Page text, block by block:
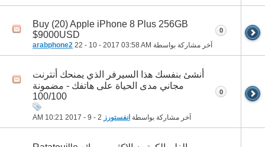
Buy (20) Apple iPhone 8 Plus 256GB
$9000USD
آخر مشاركة بواسطة arabphone2 22 - 10 - 2017 03:58 AM
0
أنشئ بنفسك هذا السيرفر الذي يمنحك أنترنت
مجاني مدى الحياة على هاتفك - مضمونة
100/100
آخر مشاركة بواسطة انفستورز 10:21 AM
0